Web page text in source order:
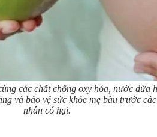
các chất chống oxy hóa, nước dừa
và bảo vệ sức khỏe mẹ bầu trước
nhân có hại.